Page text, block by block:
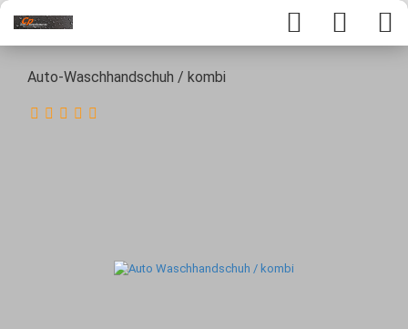
Auto-Waschhandschuh / kombi